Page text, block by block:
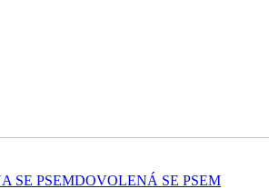
DOVOLENÁ SE PSEM